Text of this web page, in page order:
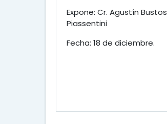
Expone: Cr. Agustín Bustos
Piassentini
Fecha: 18 de diciembre.